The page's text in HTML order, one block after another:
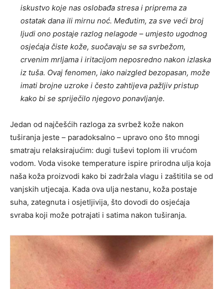
iskustvo koje nas oslobađa stresa i priprema za
ostatak dana ili mirnu noć. Međutim, za sve veći broj
ljudi ono postaje razlog nelagode – umjesto ugodnog
osjećaja čiste kože, suočavaju se sa svrbežom,
crvenim mrljama i iritacijom neposredno nakon izlaska
iz tuša. Ovaj fenomen, iako naizgled bezopasan, može
imati brojne uzroke i često zahtijeva pažljiv pristup
kako bi se spriječilo njegovo ponavljanje.
Jedan od najčešćih razloga za svrbež kože nakon
tuširanja jeste – paradoksalno – upravo ono što mnogi
smatraju relaksirajućim: dugi tuševi toplom ili vrućom
vodom. Voda visoke temperature ispire prirodna ulja koja
naša koža proizvodi kako bi zadržala vlagu i zaštitila se od
vanjskih utjecaja. Kada ova ulja nestanu, koža postaje
suha, zategnuta i osjetljivija, što dovodi do osjećaja
svraba koji može potrajati i satima nakon tuširanja.